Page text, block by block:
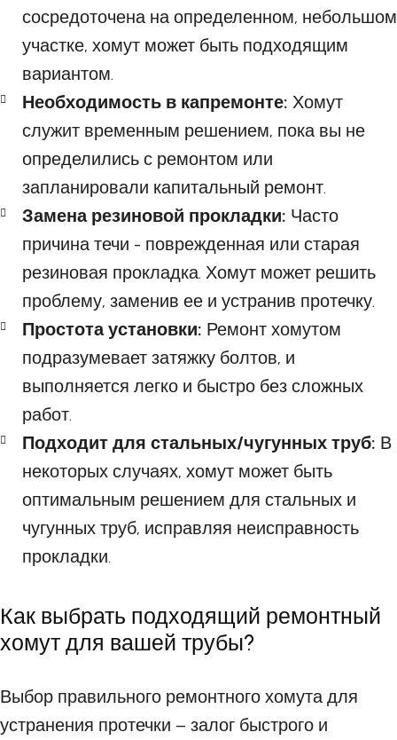
сосредоточена на определенном, небольшом
участке, хомут может быть подходящим
вариантом.
Необходимость в капремонте: Хомут
служит временным решением, пока вы не
определились с ремонтом или
запланировали капитальный ремонт.
Замена резиновой прокладки: Часто
причина течи - поврежденная или старая
резиновая прокладка. Хомут может решить
проблему, заменив ее и устранив протечку.
Простота установки: Ремонт хомутом
подразумевает затяжку болтов, и
выполняется легко и быстро без сложных
работ.
Подходит для стальных/чугунных труб: В
некоторых случаях, хомут может быть
оптимальным решением для стальных и
чугунных труб, исправляя неисправность
прокладки.
Как выбрать подходящий ремонтный
хомут для вашей трубы?
Выбор правильного ремонтного хомута для
устранения протечки – залог быстрого и